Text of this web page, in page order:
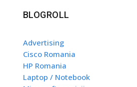
BLOGROLL
Advertising
Cisco Romania
HP Romania
Laptop / Notebook